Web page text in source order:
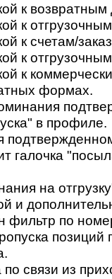
к
к
к счетам/
к
к
формах.
в профиле.
галочка
на
и
фильтр по
по связи из